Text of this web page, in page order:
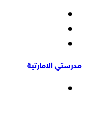
عمود
جانبي
مدرستي الامارتية